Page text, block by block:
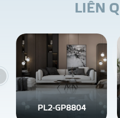
LIÊN Q
PL2-GP8804